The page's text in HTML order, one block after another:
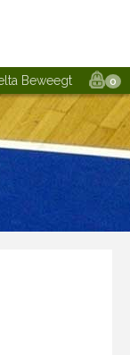
Beweegt 0